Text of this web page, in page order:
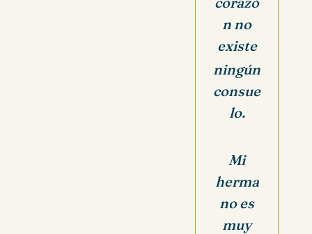
n no
existe
ningún
consue
lo.
Mi
herma
no es
muy